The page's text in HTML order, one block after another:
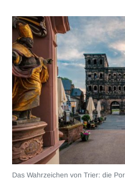
Das Wahrzeichen von Trier: die